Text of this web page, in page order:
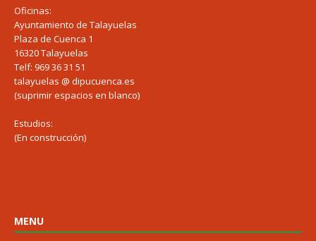
Oficinas:
Ayuntamiento de Talayuelas
Plaza de Cuenca 1
16320 Talayuelas
Telf: 969 36 31 51
talayuelas @ dipucuenca.es
(suprimir espacios en blanco)
Estudios:
(En construcción)
MENU